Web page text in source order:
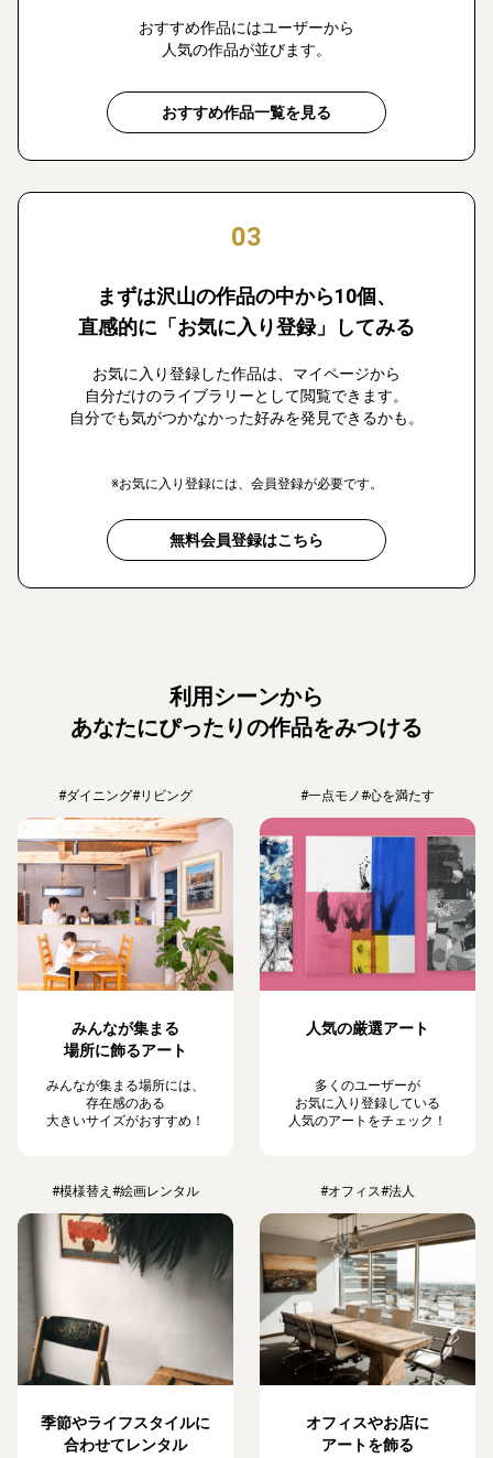
おすすめ作品にはユーザーから
人気の作品が並びます。
おすすめ作品一覧を見る
03
まずは沢山の作品の中から10個、
直感的に「お気に入り登録」してみる
お気に入り登録した作品は、マイページから
自分だけのライブラリーとして閲覧できます。
自分でも気がつかなかった好みを発見できるかも。
※お気に入り登録には、会員登録が必要です。
無料会員登録はこちら
利用シーンから
あなたにぴったりの作品をみつける
#ダイニング#リビング
みんなが集まる
場所に飾るアート
みんなが集まる場所には、
存在感のある
大きいサイズがおすすめ！
#一点モノ#心を満たす
人気の厳選アート
多くのユーザーが
お気に入り登録している
人気のアートをチェック！
#模様替え #絵画レンタル
季節やライフスタイルに
合わせてレンタル
#オフィス#法人
オフィスやお店に
アートを飾る